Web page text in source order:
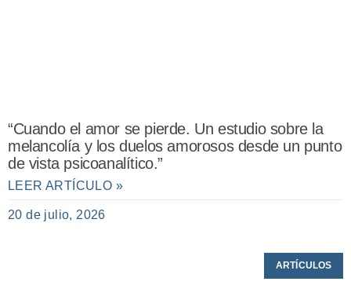
“Cuando el amor se pierde. Un estudio sobre la
melancolía y los duelos amorosos desde un punto
de vista psicoanalítico.”
LEER ARTÍCULO »
20 de julio, 2026
ARTÍCULOS